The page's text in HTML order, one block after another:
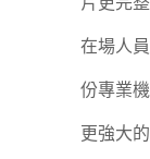
在場人
份專業
更強大